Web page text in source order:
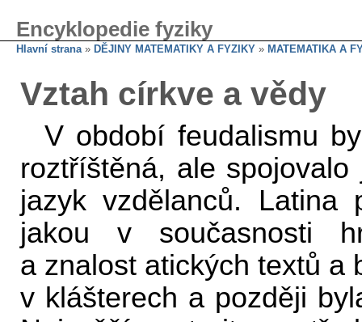
Encyklopedie fyziky
Hlavní strana» DĚJINY MATEMATIKY A FYZIKY » MATEMATIKA A
Vztah církve a vědy
V období feudalismu
roztříštěná, ale
jazyk vzdělanců. Latina
jakou v současnosti
a znalost atických textů a
v klášterech a později